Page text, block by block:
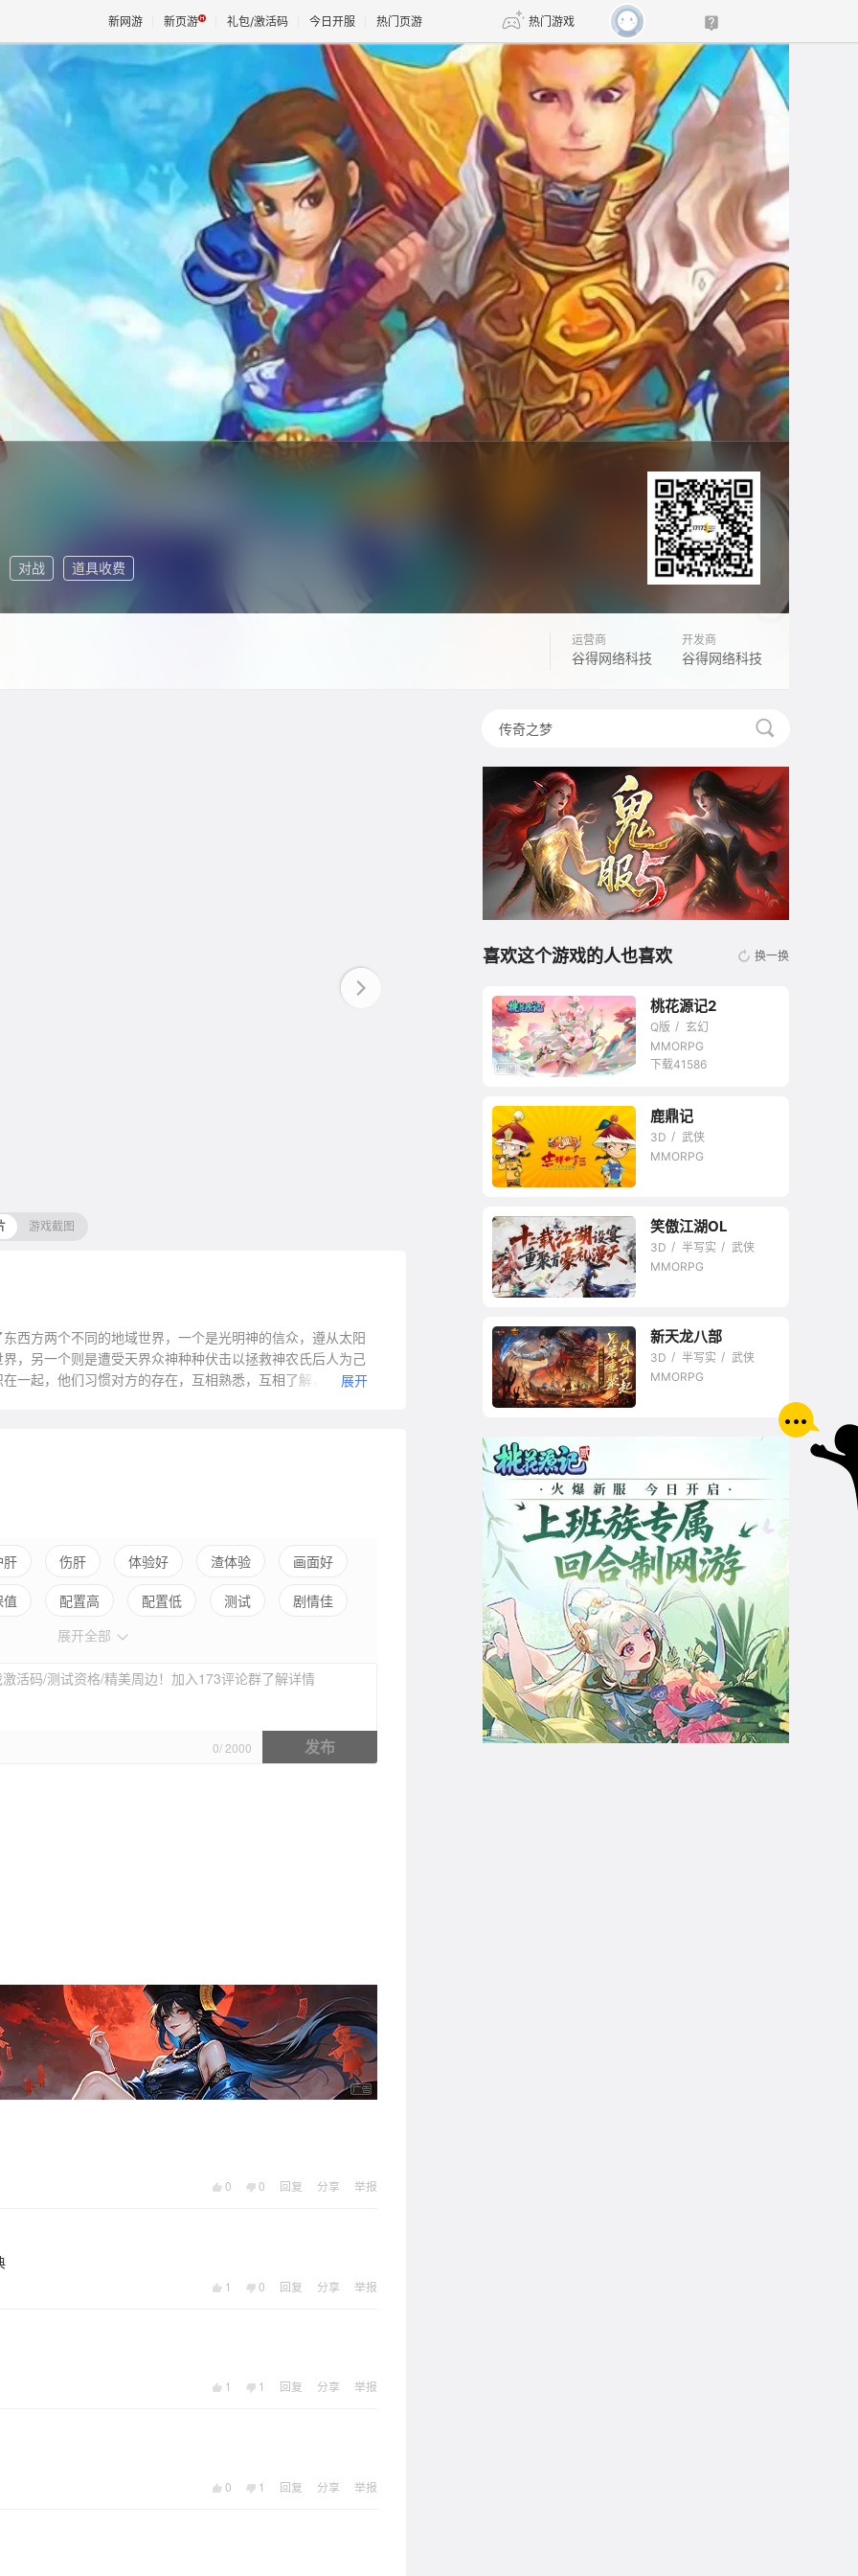
新网游 新页游 礼包/激活码 今日开服 热门页游 热门游戏
魔兽 DNF 传奇4
天堂 剑网3旗舰版 新天龙八部
王权与自由 诛仙世界 新仙侠5
对战 道具收费
运营商
谷得网络科技
开发商
谷得网络科技
游戏截图
西方两个不同的地域世界，一个是光明神的信众，遵从太阳
，另一个则是遭受天界众神种种伏击以拯救神农氏后人为己
一起，他们习惯对方的存在，互相熟悉，互相了解，互相争
展开
肝 伤肝 体验好 渣体验 画面好
配置高 配置低 测试 剧情佳
平衡佳
展开全部
活码/测试资格/精美周边！加入173评论群了解详情
0/ 2000 发布
0 0 回复 分享 举报
1 0 回复 分享 举报
1 1 回复 分享 举报
0 1 回复 分享 举报
喜欢这个游戏的人也喜欢 换一换
无商城开放交易回合
网游
桃花源记2
Q版
玄幻
MMORPG
下载41586
鹿鼎记
3D
武侠
MMORPG
忠实原著，再现江湖
恩怨
笑傲江湖OL
3D 半写实
武侠
MMORPG
光影的较量武侠浪漫
美学
新天龙八部
3D 半写实
武侠
MMORPG